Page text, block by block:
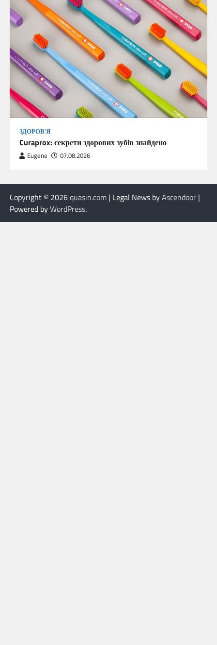
ЗДОРОВ'Я
Curaprox: секрети здорових зубів знайдено
Eugene 07.08.2026
Copyright © 2026quasin.com | Legal News byAscendoor |
Powered byWordPress.